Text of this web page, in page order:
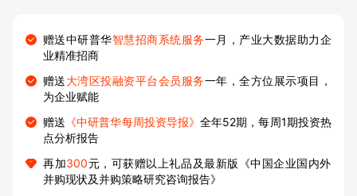
赠送中研普华智慧招商系统服务一月，产业大数据助力企
业精准招商
赠送大湾区投融资平台会员服务一年，全方位展示项目，
为企业赋能
赠送 《中研普华每周投资导报》全年52期，每周1期投资热
点分析报告
再加300元，可获赠以上礼品及最新版《中国企业国内外
并购现状及并购策略研究咨询报告》